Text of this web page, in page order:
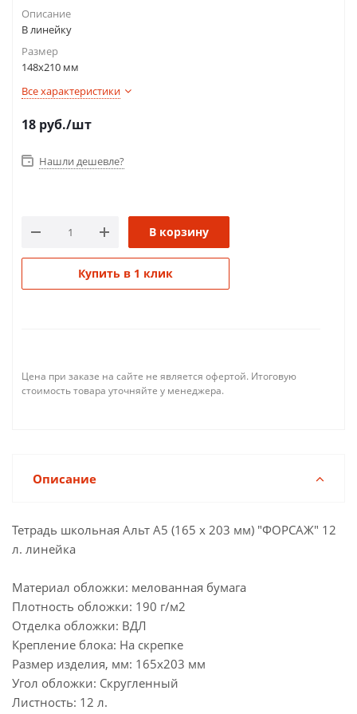
Описание
В линейку
Размер
148х210 мм
Все характеристики
18 руб./шт
Нашли дешевле?
В корзину
Купить в 1 клик
Цена при заказе на сайте не является офертой. Итоговую
стоимость товара уточняйте у менеджера.
Описание
Тетрадь школьная Альт А5 (165 х 203 мм) "ФОРСАЖ" 12
л. линейка
Материал обложки: мелованная бумага
Плотность обложки: 190 г/м2
Отделка обложки: ВДЛ
Крепление блока: На скрепке
Размер изделия, мм: 165х203 мм
Угол обложки: Скругленный
Листность: 12 л.